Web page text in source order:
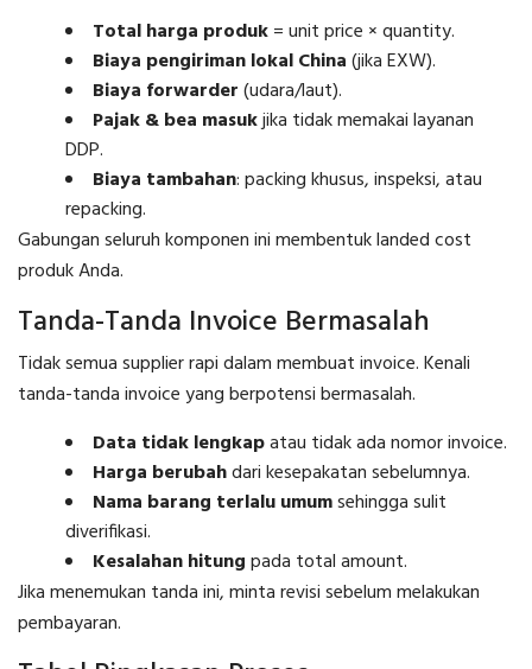
Total harga produk= unit price × quantity.
Biaya pengiriman lokal China(jika EXW).
Biaya forwarder(udara/laut).
Pajak & bea masukjika tidak memakai layanan
DDP.
Biaya tambahan: packing khusus, inspeksi, atau
repacking.
Gabungan seluruh komponen ini membentuk landed cost
produk Anda.
Tanda-Tanda Invoice Bermasalah
Tidak semua supplier rapi dalam membuat invoice. Kenali
tanda-tanda invoice yang berpotensi bermasalah.
Data tidak lengkapatau tidak ada nomor invoice.
Harga berubahdari kesepakatan sebelumnya.
Nama barang terlalu umumsehingga sulit
diverifikasi.
Kesalahan hitungpada total amount.
Jika menemukan tanda ini, minta revisi sebelum melakukan
pembayaran.